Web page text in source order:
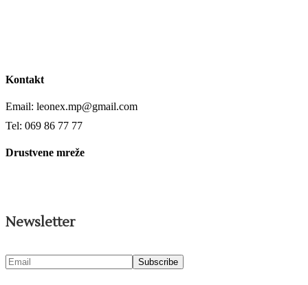
Kontakt
Email: leonex.mp@gmail.com
Tel: 069 86 77 77
Drustvene mreže
Newsletter